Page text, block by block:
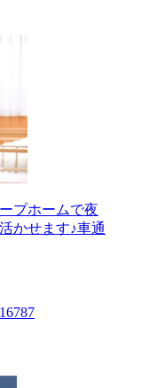
プホームで夜
かせます♪車通